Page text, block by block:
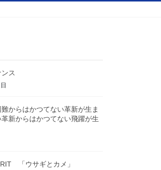
ス
難からはかつてない革新が生ま
新からはかつてない飛躍が生
「ウサギとカメ」